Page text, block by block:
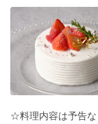
☆料理内容は予告な